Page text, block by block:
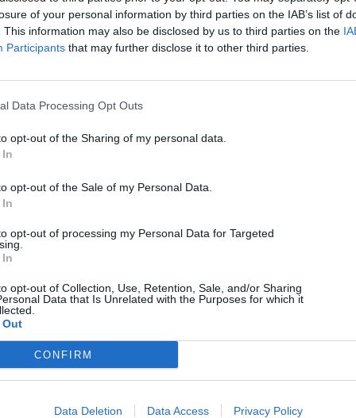
of your personal information by third parties on the IAB’s list of
This information may also be disclosed by us to third parties on the
Participants that may further disclose it to other third parties.
Data Processing Opt Outs
opt-out of the Sharing of my personal data.
opt-out of the Sale of my Personal Data.
opt-out of processing my Personal Data for Targeted
opt-out of Collection, Use, Retention, Sale, and/or Sharing
Data that Is Unrelated with the Purposes for which it
CONFIRM
Data Deletion Data Access Privacy Policy
Cosmote: Αυτές είναι οι διαθέσιμες ταχύτητες σε
06/08/2026